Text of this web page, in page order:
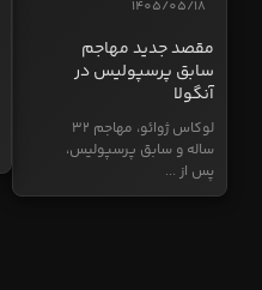
1405/05/18
مقصد جدید مهاجم
سابق پرسپولیس در
آنگولا
لوکاس ژوائو، مهاجم ۳۲
ساله و سابق پرسپولیس،
پس از ...